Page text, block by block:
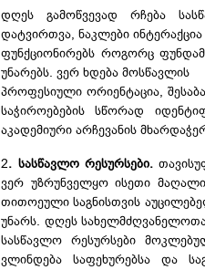
დღეს გამოწვევად რჩება
დატვირთვა, ნაკლები
ფუნქციონირებს როგორც
უნარებს. ვერ ხდება მოსწავლის
პროფესიული ორიენტაცია,
საჭიროებების სწორად
აკადემიური არჩევანის
2. სასწავლო რესურსები.
ვერ უზრუნველყო ისეთი მაღალი
თითოეული საგნისთვის
უნარს. დღეს
სასწავლო რესურსები
ვლინდება საფეხურებსა და